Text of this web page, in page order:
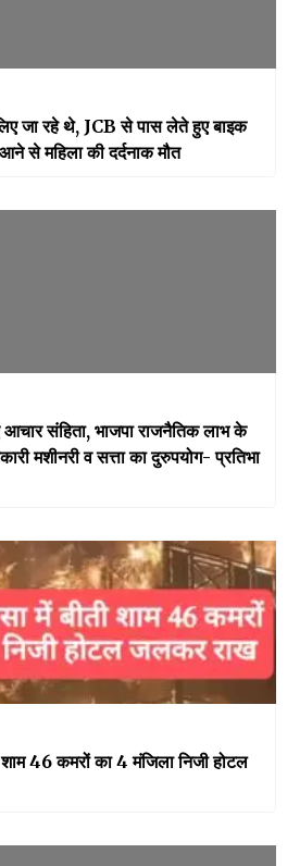
जा रहे थे, JCB से पास लेते हुए बाइक
से महिला की दर्दनाक मौत
संहिता, भाजपा राजनैतिक लाभ के
मशीनरी व सत्ता का दुरुपयोग- प्रतिभा
46 कमरों का 4 मंजिला निजी होटल